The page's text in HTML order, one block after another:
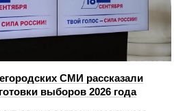
СМИ рассказали
выборов 2026 года